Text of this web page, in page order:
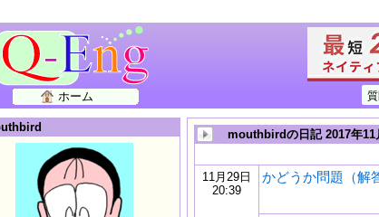
ホーム
mouthbirdの日記 2017年11
11月29日
20:39
かどうか問題（解